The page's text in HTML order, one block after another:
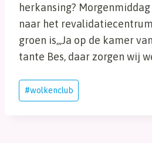
herkansing?
naar het
groen is,,,Ja op de kamer
tante Bes, daar zorgen wij
Bericht
tags:
#wolkenclub